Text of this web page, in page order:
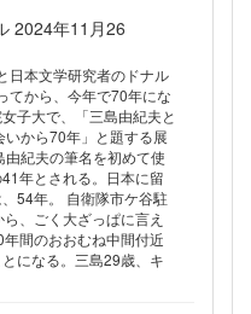
2024年11月26
日本文学研究者のドナル
てから、今年で70年にな
子大で、「三島由紀夫と
いから70年」と題する展
紀夫の筆名を初めて使
年とされる。日本に留
54年。 自衛隊市ケ谷駐
、ごく大ざっぱに言え
間のおおむね中間付近
になる。三島29歳、キ